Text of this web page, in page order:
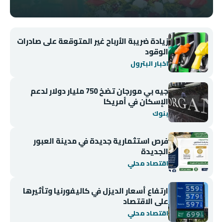
زيادة ضريبة الأرباح غير المتوقعة على صادرات
الوقود
اخبار البترول
جيه بي مورجان تضخ 750 مليار دولار لدعم
الإسكان في أمريكا
بنوك
فرص استثمارية جديدة في مدينة العبور
الجديدة
اقتصاد محلي
ارتفاع أسعار الديزل في كاليفورنيا وتأثيرها
على الاقتصاد
اقتصاد محلي